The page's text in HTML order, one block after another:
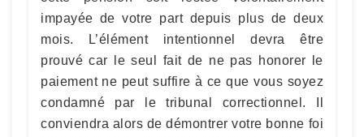
impayée de votre part depuis plus de deux
mois. L’élément intentionnel devra être
prouvé car le seul fait de ne pas honorer le
paiement ne peut suffire à ce que vous soyez
condamné par le tribunal correctionnel. Il
conviendra alors de démontrer votre bonne foi